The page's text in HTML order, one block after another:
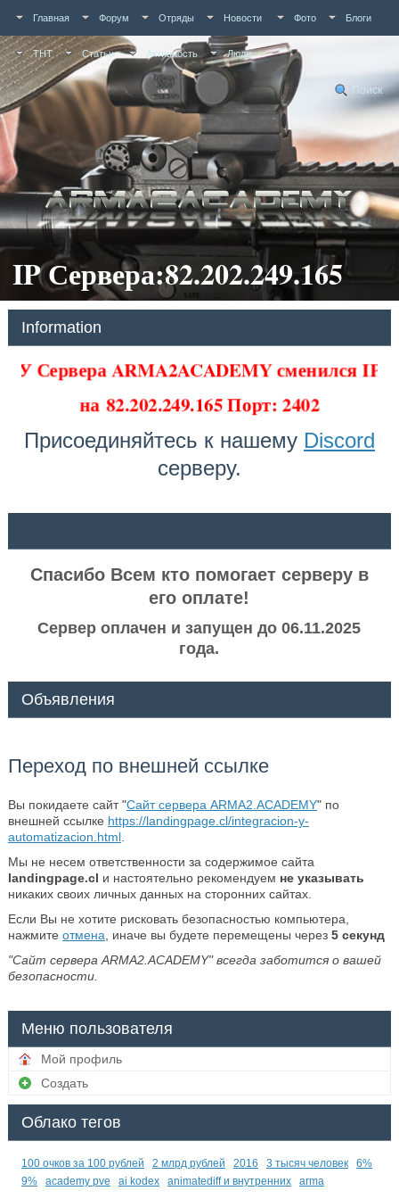
Главная Форум Отряды Новости Фото Блоги
ТНТ Статьи Активность Люди
Поиск
IP Сервера:82.202.249.165
Information
У Сервера ARMA2ACADEMY сменился IP
на82.202.249.165 Порт: 2402
Присоединяйтесь к нашему Discord
серверу.
Спасибо Всем кто помогает серверу в
его оплате!
Сервер оплачен и запущен до 06.11.2025
года.
Объявления
Переход по внешней ссылке
Вы покидаете сайт "Сайт сервера ARMA2.ACADEMY" по
внешней ссылке https://landingpage.cl/integracion-y-
automatizacion.html.
Мы не несем ответственности за содержимое сайта
landingpage.cl и настоятельно рекомендуем не указывать
никаких своих личных данных на сторонних сайтах.
Если Вы не хотите рисковать безопасностью компьютера,
нажмите отмена , иначе вы будете перемещены через 5секунд
"Сайт сервера ARMA2.ACADEMY" всегда заботится о вашей
безопасности.
Меню пользователя
Мой профиль
Создать
Облако тегов
100 очков за 100 рублей 2 млрд рублей 2016 3 тысяч человек
6%
9%
academy pve ai kodex animatediff и внутренних arma